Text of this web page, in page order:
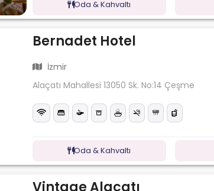
Oda & Kahvaltı
Bernadet Hotel
İzmir
Alaçatı Mahallesi 13050 Sk. No:14 Çeşme
Oda & Kahvaltı
Vintage Alaçatı